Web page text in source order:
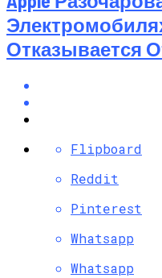
Отказывается
Flipboard
Reddit
Pinterest
Whatsapp
Whatsapp